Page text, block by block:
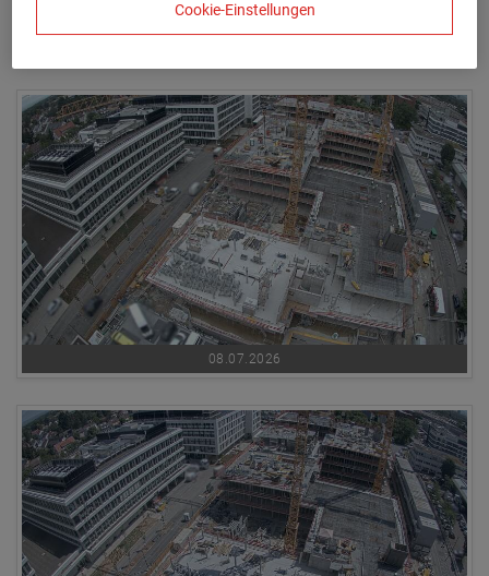
08.07.2026
Cookie-Einstellungen